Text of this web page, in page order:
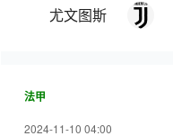
尤文图斯
法甲
2024-11-10 04:00